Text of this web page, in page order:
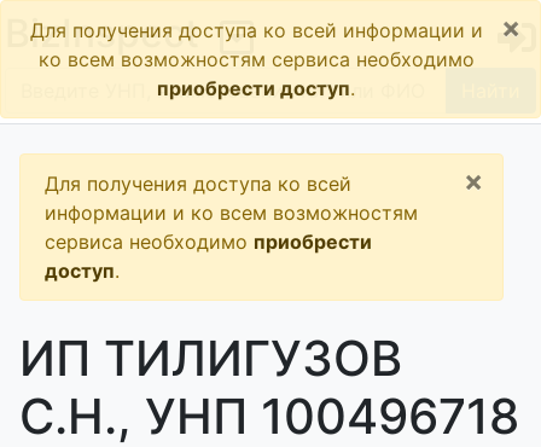
BizInspect
Для получения доступа ко всей информации и
ко всем возможностям сервиса необходимо
приобрести доступ.
×
Для получения доступа ко всей
информации и ко всем возможностям
сервиса необходимо приобрести
доступ.
×
ИП ТИЛИГУЗОВ
С.Н., УНП 100496718